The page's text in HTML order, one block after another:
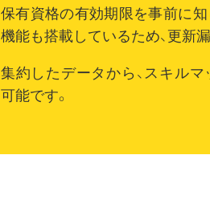
保有資格の有効期限を事前に
機能も搭載しているため、更新
集約したデータから、スキル
可能です。